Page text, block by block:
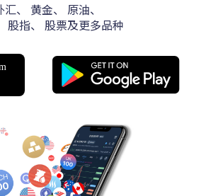
| Partners
汇、 黄金、 原油、
股指、 股票及更多品种